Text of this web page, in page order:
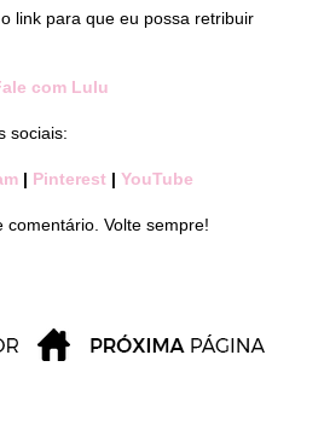
link para que eu possa retribuir
com Lulu
sociais:
| Pinterest | YouTube
comentário. Volte sempre!